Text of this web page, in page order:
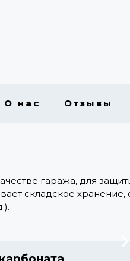
О нас Отзывы
гаража, для
складское